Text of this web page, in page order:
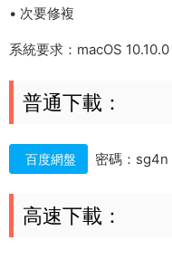
• 次要修複
系統要求：macOS
普通下載：
百度網盤 密碼：sg4n
高速下載：